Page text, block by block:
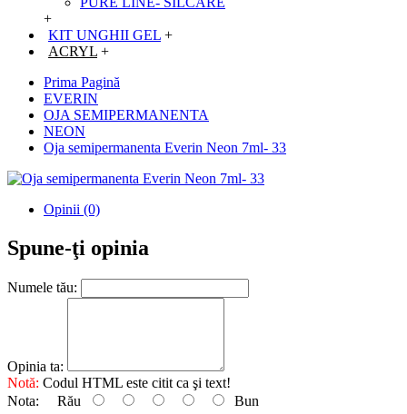
+
KIT UNGHII GEL +
ACRYL +
Prima Pagină
EVERIN
OJA SEMIPERMANENTA
NEON
Oja semipermanenta Everin Neon 7ml- 33
Opinii (0)
Spune-ţi opinia
Numele tău:
Opinia ta:
Notă: Codul HTML este citit ca şi text!
Nota: Rău Bun